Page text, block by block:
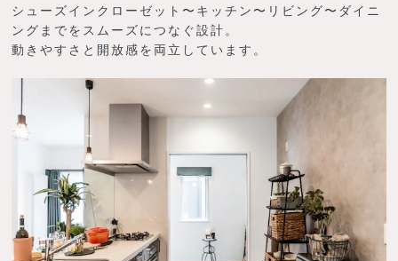
シューズインクローゼット〜キッチン〜リビング〜ダイニ
ングまでをスムーズにつなぐ設計。
動きやすさと開放感を両立しています。